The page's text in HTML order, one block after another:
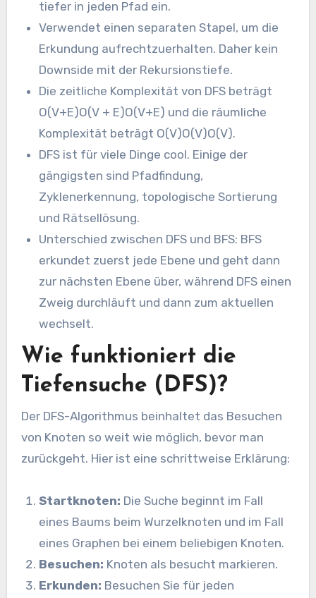
tiefer in jeden Pfad ein.
Verwendet einen separaten Stapel, um die
Erkundung aufrechtzuerhalten. Daher kein
Downside mit der Rekursionstiefe.
Die zeitliche Komplexität von DFS beträgt
O(V+E)O(V + E)O(V+E) und die räumliche
Komplexität beträgt O(V)O(V)O(V).
DFS ist für viele Dinge cool. Einige der
gängigsten sind Pfadfindung,
Zyklenerkennung, topologische Sortierung
und Rätsellösung.
Unterschied zwischen DFS und BFS: BFS
erkundet zuerst jede Ebene und geht dann
zur nächsten Ebene über, während DFS einen
Zweig durchläuft und dann zum aktuellen
wechselt.
Wie funktioniert die
Tiefensuche (DFS)?
Der DFS-Algorithmus beinhaltet das Besuchen
von Knoten so weit wie möglich, bevor man
zurückgeht. Hier ist eine schrittweise Erklärung:
Startknoten: Die Suche beginnt im Fall
eines Baums beim Wurzelknoten und im Fall
eines Graphen bei einem beliebigen Knoten.
Besuchen: Knoten als besucht markieren.
Erkunden: Besuchen Sie für jeden